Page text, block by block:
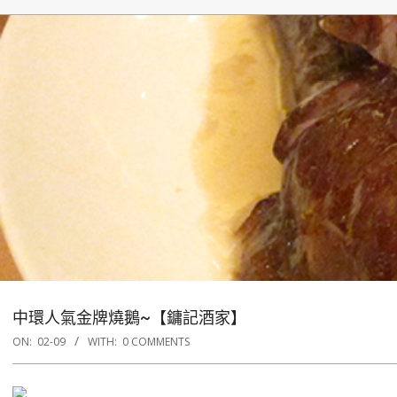
中環人氣金牌燒鵝~【鏞記酒家】
ON: 02-09 WITH: 0 COMMENTS